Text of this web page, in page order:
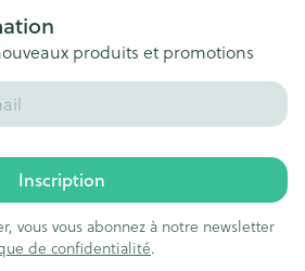
produits et promotions
Inscription
vous vous abonnez à notre newsletter
de confidentialité.